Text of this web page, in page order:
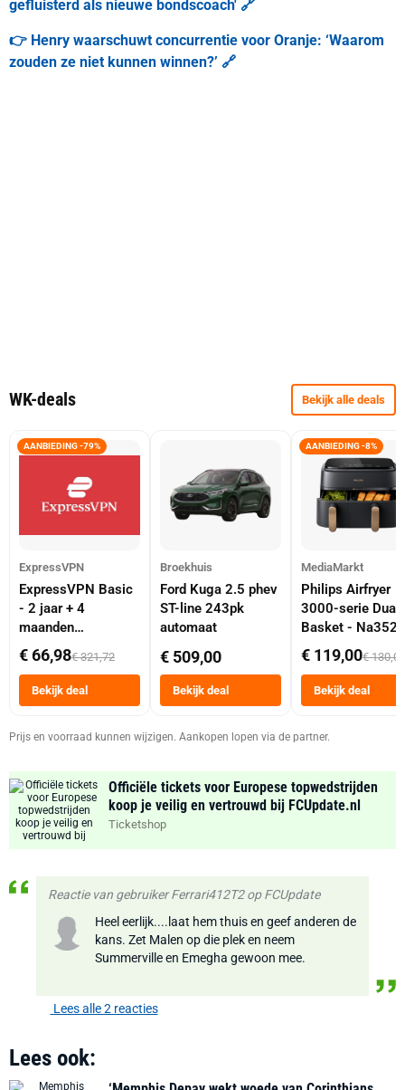
gefluisterd als nieuwe bondscoach' 🔗
👉 Henry waarschuwt concurrentie voor Oranje: ‘Waarom
zouden ze niet kunnen winnen?’ 🔗
WK-deals Bekijk alle deals
AANBIEDING -79%
ExpressVPN
ExpressVPN Basic
- 2 jaar + 4
maanden
abonnement
€ 66,98€ 321,72
Bekijk deal
Broekhuis
Ford Kuga 2.5 phev
ST-line 243pk
automaat
€ 509,00
Bekijk deal
AANBIEDING -8%
MediaMarkt
Philips Airfryer
3000-serie Dual
Basket -
Dubbele Mand 9
Tot 6 Personen
Heteluchtfriteuse
Zwart
€ 119,00€ 130,00
Bekijk deal
Prijs en voorraad kunnen wijzigen. Aankopen lopen via de partner.
Officiële tickets voor Europese topwedstrijden
koop je veilig en vertrouwd bij FCUpdate.nl
Ticketshop
Reactie van gebruiker Ferrari412T2 op FCUpdate
Heel eerlijk....laat hem thuis en geef anderen de
kans. Zet Malen op die plek en neem
Summerville en Emegha gewoon mee.
Lees alle 2 reacties
Lees ook: